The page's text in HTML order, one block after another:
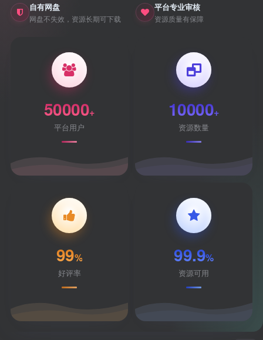
自有网盘
网盘不失效，资源长期可下载
平台专业审核
资源质量有保障
50000+
平台用户
10000+
资源数量
99%
好评率
99.9%
资源可用